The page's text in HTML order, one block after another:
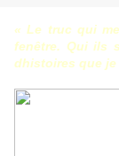
« Le truc qui
fenêtre. Qui ils
dhistoires que je